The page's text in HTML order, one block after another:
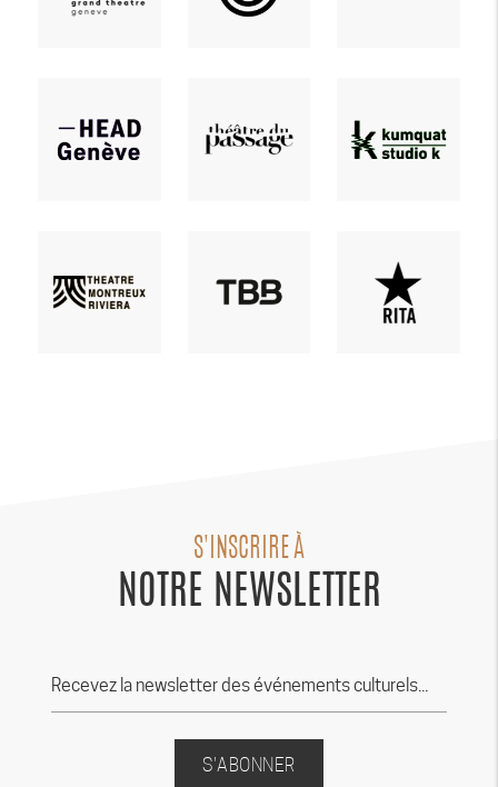
S'INSCRIRE À
NOTRE NEWSLETTER
S'ABONNER